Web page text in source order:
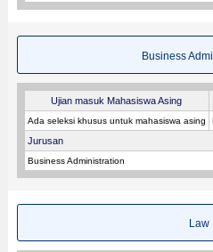
Business
Ujian masuk Mahasiswa Asing
Ada seleksi khusus untuk mahasiswa asing
Jurusan
Business Administration
Law